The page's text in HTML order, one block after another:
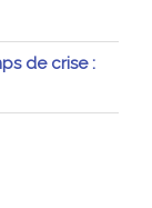
de crise :